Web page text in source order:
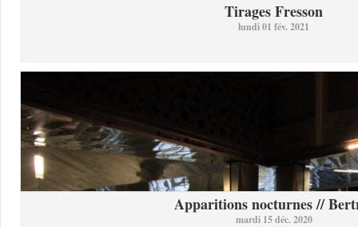
Tirages Fresson
lundi 01 fév. 2021
Apparitions nocturnes //
mardi 15 déc. 2020